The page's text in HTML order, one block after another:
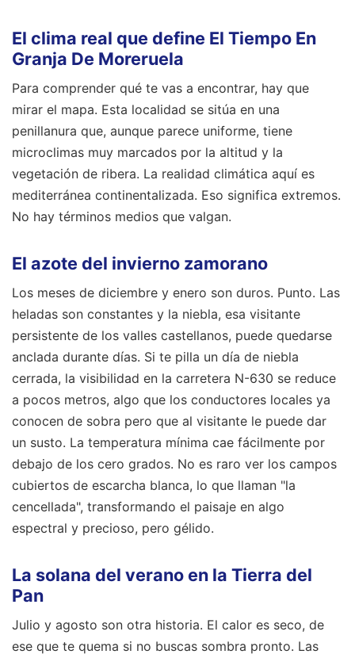
El clima real que define El Tiempo En
Granja De Moreruela
Para comprender qué te vas a encontrar, hay que
mirar el mapa. Esta localidad se sitúa en una
penillanura que, aunque parece uniforme, tiene
microclimas muy marcados por la altitud y la
vegetación de ribera. La realidad climática aquí es
mediterránea continentalizada. Eso significa extremos.
No hay términos medios que valgan.
El azote del invierno zamorano
Los meses de diciembre y enero son duros. Punto. Las
heladas son constantes y la niebla, esa visitante
persistente de los valles castellanos, puede quedarse
anclada durante días. Si te pilla un día de niebla
cerrada, la visibilidad en la carretera N-630 se reduce
a pocos metros, algo que los conductores locales ya
conocen de sobra pero que al visitante le puede dar
un susto. La temperatura mínima cae fácilmente por
debajo de los cero grados. No es raro ver los campos
cubiertos de escarcha blanca, lo que llaman "la
cencellada", transformando el paisaje en algo
espectral y precioso, pero gélido.
La solana del verano en la Tierra del
Pan
Julio y agosto son otra historia. El calor es seco, de
ese que te quema si no buscas sombra pronto. Las